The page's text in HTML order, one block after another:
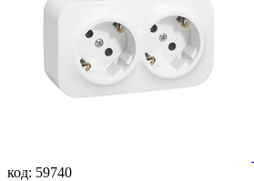
код: 59740